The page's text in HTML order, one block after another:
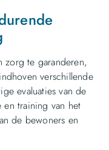
zorg te garanderen,
verschillende
evaluaties van de
training van het
de bewoners en